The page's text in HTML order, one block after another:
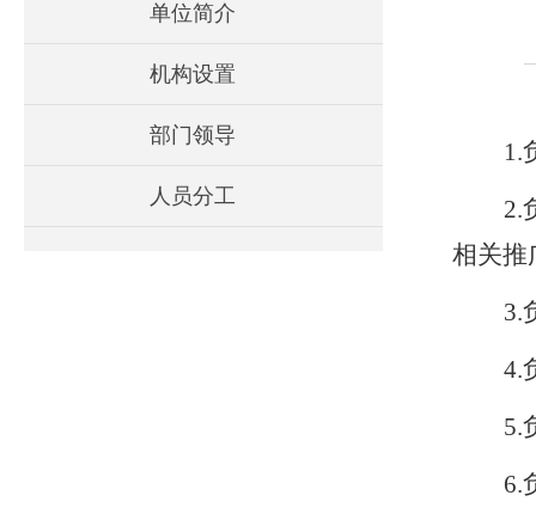
单位简介
机构设置
部门领导
人员分工
1.
2.
相关推
3.
4.
5.
6.